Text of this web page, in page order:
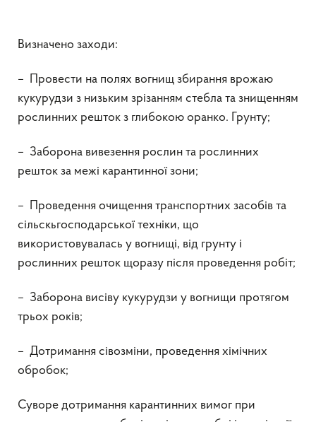
Визначено заходи:
– Провести на полях вогнищ збирання врожаю
кукурудзи з низьким зрізанням стебла та знищенням
рослинних решток з глибокою оранко. Грунту;
– Заборона вивезення рослин та рослинних
решток за межі карантинної зони;
– Проведення очищення транспортних засобів та
сільскьгосподарської техніки, що
використовувалась у вогнищі, від грунту і
рослинних решток щоразу після проведення робіт;
– Заборона висіву кукурудзи у вогнищи протягом
трьох років;
– Дотримання сівозміни, проведення хімічних
обробок;
Суворе дотримання карантинних вимог при